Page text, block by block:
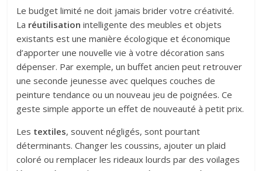
Le budget limité ne doit jamais brider votre créativité.
La réutilisation intelligente des meubles et objets
existants est une manière écologique et économique
d’apporter une nouvelle vie à votre décoration sans
dépenser. Par exemple, un buffet ancien peut retrouver
une seconde jeunesse avec quelques couches de
peinture tendance ou un nouveau jeu de poignées. Ce
geste simple apporte un effet de nouveauté à petit prix.
Les textiles, souvent négligés, sont pourtant
déterminants. Changer les coussins, ajouter un plaid
coloré ou remplacer les rideaux lourds par des voilages